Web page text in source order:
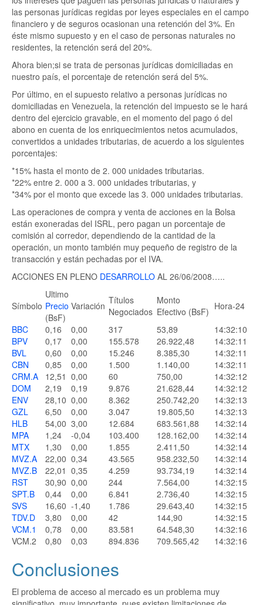
las personas jurídicas regidas por leyes especiales en el campo
financiero y de seguros ocasionan una retención del 3%. En
éste mismo supuesto y en el caso de personas naturales no
residentes, la retención será del 20%.
Ahora bien;si se trata de personas jurídicas domiciliadas en
nuestro país, el porcentaje de retención será del 5%.
Por último, en el supuesto relativo a personas jurídicas no
domiciliadas en Venezuela, la retención del impuesto se le hará
dentro del ejercicio gravable, en el momento del pago ó del
abono en cuenta de los enriquecimientos netos acumulados,
convertidos a unidades tributarias, de acuerdo a los siguientes
porcentajes:
*15% hasta el monto de 2. 000 unidades tributarias.
*22% entre 2. 000 a 3. 000 unidades tributarias, y
*34% por el monto que excede las 3. 000 unidades tributarias.
Las operaciones de compra y venta de acciones en la Bolsa
están exoneradas del ISRL, pero pagan un porcentaje de
comisión al corredor, dependiendo de la cantidad de la
operación, un monto también muy pequeño de registro de la
transacción y están pechadas por el IVA.
ACCIONES EN PLENO DESARROLLO AL 26/06/2008…..
Símbolo
Ultimo
Precio
(BsF)
Variación Títulos
Negociados
Monto
Efectivo (BsF) Hora-24
BBC
0,16 0,00 317 53,89
14:32:10
BPV
0,17 0,00 155.578 26.922,48
14:32:11
BVL
0,60 0,00 15.246 8.385,30
14:32:11
CBN
0,85 0,00 1.500 1.140,00
14:32:11
CRM.A
12,51 0,00 60 750,00
14:32:12
DOM
2,19 0,19 9.876 21.628,44
14:32:12
ENV
28,10 0,00 8.362 250.742,20
14:32:13
GZL
6,50 0,00 3.047 19.805,50
14:32:13
HLB
54,00 3,00 12.684 683.561,88
14:32:14
MPA
1,24 -0,04 103.400 128.162,00
14:32:14
MTX
1,30 0,00 1.855 2.411,50
14:32:14
MVZ.A
22,00 0,34 43.565 958.232,50
14:32:14
MVZ.B
22,01 0,35 4.259 93.734,19
14:32:14
RST
30,90 0,00 244 7.564,00
14:32:15
SPT.B
0,44 0,00 6.841 2.736,40
14:32:15
SVS
16,60 -1,40 1.786 29.643,40
14:32:15
TDV.D
3,80 0,00 42 144,90
14:32:15
VCM.1
0,78 0,00 83.581 64.548,30
14:32:16
VCM.2
0,80 0,03 894.836 709.565,42 14:32:16
Conclusiones
El problema de acceso al mercado es un problema muy